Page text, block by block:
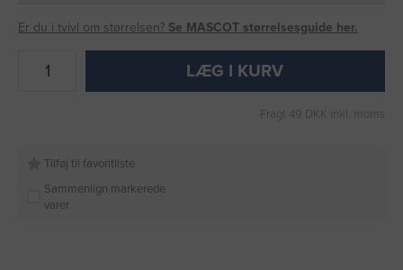
Er du i tvivl om størrelsen? Se MASCOT størrelsesguide her.
LÆG I KURV
Fragt 49 DKK inkl. moms
Tilføj til favoritliste
Sammenlign markerede
varer